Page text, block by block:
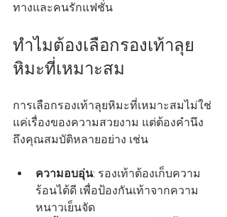
ทางและคนรักแฟชั่น
ทำไมต้องเลือกรองเท้าลุย
หิมะที่เหมาะสม
การเลือกรองเท้าลุยหิมะที่เหมาะสมไม่ใช่
แค่เรื่องของความสวยงาม แต่ต้องคำนึง
ถึงคุณสมบัติหลายอย่าง เช่น
ความอบอุ่น: รองเท้าต้องเก็บความ
ร้อนได้ดี เพื่อป้องกันเท้าจากความ
หนาวเย็นจัด